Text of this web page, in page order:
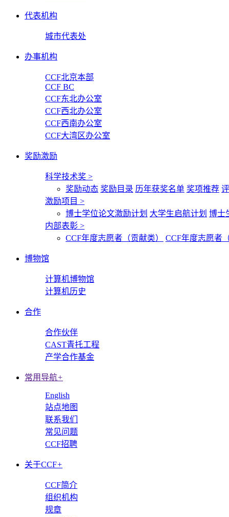
代表机构
城市代表处
办事机构
CCF北京本部
CCF BC
CCF东北办公室
CCF西北办公室
CCF西南办公室
CCF大湾区办公室
奖励激励
科学技术奖 >
奖励动态 奖励目录 历年获奖名单 奖项推荐
激励项目 >
博士学位论文激励计划 大学生启航计划 博士
内部表彰 >
CCF年度志愿者（贡献类）
CCF年度志愿者
博物馆
计算机博物馆
计算机历史
合作
合作伙伴
CAST青托工程
产学合作基金
常用导航+
English
站点地图
联系我们
常见问题
CCF招聘
关于CCF+
CCF简介
组织机构
规章